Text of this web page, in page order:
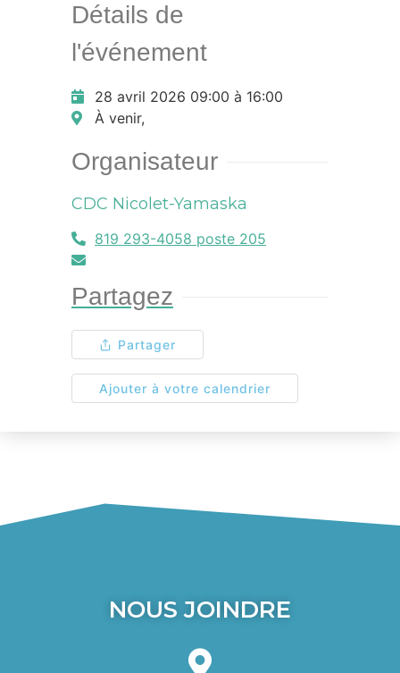
Détails de
l'événement
28 avril 2026 09:00 à 16:00
À venir,
Organisateur
CDC Nicolet-Yamaska
819 293-4058 poste 205
Partagez
Partager
Ajouter à votre calendrier
NOUS JOINDRE